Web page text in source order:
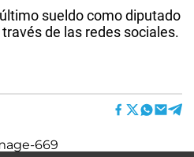
sueldo como diputado
de las redes sociales.